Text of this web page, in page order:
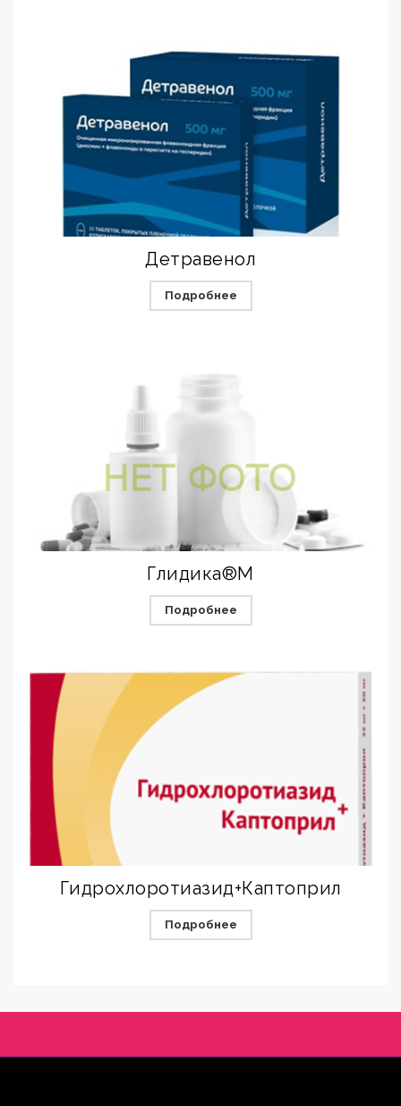
Детравенол
Подробнее
Глидика®М
Подробнее
Гидрохлоротиазид+Каптоприл
Подробнее